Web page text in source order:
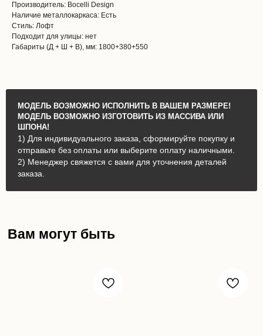
Производитель: Bocelli Design
Наличие металлокаркаса: Есть
Стиль: Лофт
Подходит для улицы: нет
Габариты (Д + Ш + В), мм: 1800+380+550
МОДЕЛЬ ВОЗМОЖНО ИСПОЛНИТЬ В ВАШЕМ РАЗМЕРЕ!
МОДЕЛЬ ВОЗМОЖНО ИЗГОТОВИТЬ ИЗ МАССИВА ИЛИ
ШПОНА!
1) Для индивидуального заказа, сформируйте покупку и
отправьте без оплаты или выберите оплату наличными.
2) Менеджер свяжется с вами для уточнения деталей
заказа.
Вам могут быть